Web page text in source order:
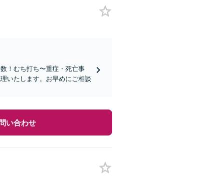
！むち打ち〜重症・死亡事
いたします。お早めにご相談
い合わせ